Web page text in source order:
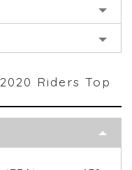
Riders Top